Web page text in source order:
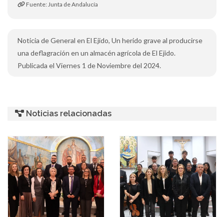
Fuente: Junta de Andalucía
Noticia de General en El Ejido, Un herido grave al producirse
una deflagración en un almacén agrícola de El Ejido.
Publicada el Viernes 1 de Noviembre del 2024.
Noticias relacionadas